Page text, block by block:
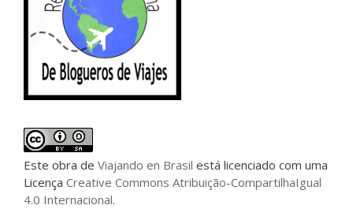
Este obra de Viajando en Brasil está licenciado com uma
Licença Creative Commons Atribuição-CompartilhaIgual
4.0 Internacional.